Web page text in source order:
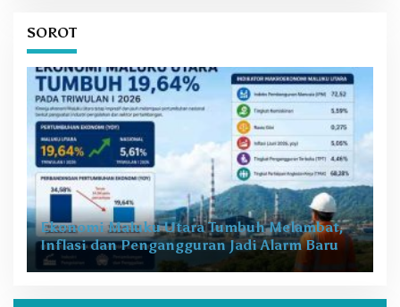
SOROT
Ekonomi Maluku Utara Tumbuh Melambat,
Inflasi dan Pengangguran Jadi Alarm Baru